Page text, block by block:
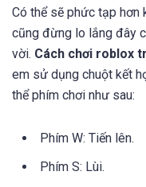
Có thể sẽ phức tạp hơn
cũng đừng lo lắng đây
vời. Cách chơi roblox
em sử dụng chuột kết
thể phím chơi như sau:
Phím W: Tiến lên.
Phím S: Lùi.